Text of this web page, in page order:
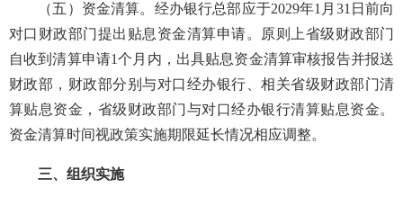
（五）资金清算。经办银行总部应于2029年1月31日前向
对口财政部门提出贴息资金清算申请。原则上省级财政部门
自收到清算申请1个月内，出具贴息资金清算审核报告并报送
财政部，财政部分别与对口经办银行、相关省级财政部门清
算贴息资金，省级财政部门与对口经办银行清算贴息资金。
资金清算时间视政策实施期限延长情况相应调整。
三、组织实施